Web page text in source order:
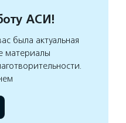
АСИ!
была актуальная
материалы